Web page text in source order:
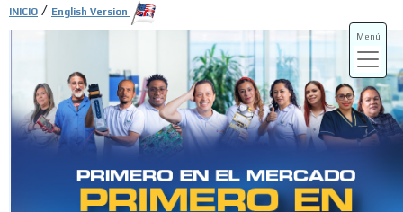
Menú
INICIO / English Version
ADS-3A
ADS-3B